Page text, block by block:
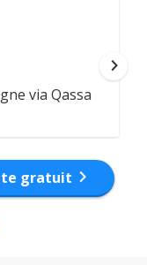
chevron_right
via Qassa
gratuit chevron_right